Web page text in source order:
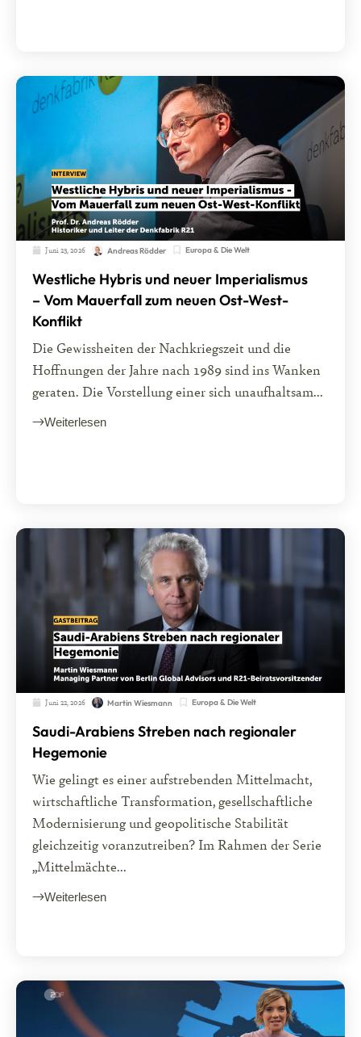
Juni 23, 2026 Andreas Rödder Europa & Die Welt
Westliche Hybris und neuer Imperialismus
– Vom Mauerfall zum neuen Ost-West-
Konflikt
Die Gewissheiten der Nachkriegszeit und die
Hoffnungen der Jahre nach 1989 sind ins Wanken
geraten. Die Vorstellung einer sich unaufhaltsam...
Weiterlesen
Juni 22, 2026 Martin Wiesmann Europa & Die Welt
Saudi-Arabiens Streben nach regionaler
Hegemonie
Wie gelingt es einer aufstrebenden Mittelmacht,
wirtschaftliche Transformation, gesellschaftliche
Modernisierung und geopolitische Stabilität
gleichzeitig voranzutreiben? Im Rahmen der Serie
„Mittelmächte...
Weiterlesen